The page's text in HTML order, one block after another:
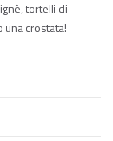
tortelli di
una crostata!